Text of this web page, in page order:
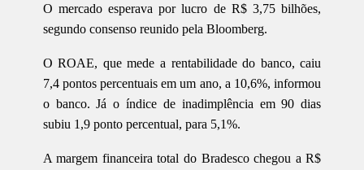
O mercado esperava por lucro de R$ 3,75 bilhões,
segundo consenso reunido pela Bloomberg.
O ROAE, que mede a rentabilidade do banco, caiu
7,4 pontos percentuais em um ano, a 10,6%, informou
o banco. Já o índice de inadimplência em 90 dias
subiu 1,9 ponto percentual, para 5,1%.
A margem financeira total do Bradesco chegou a R$